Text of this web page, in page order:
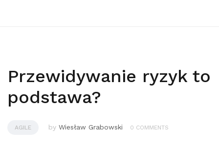
Przewidywanie ryzyk to
podstawa?
AGILE by Wiesław Grabowski 0 COMMENTS